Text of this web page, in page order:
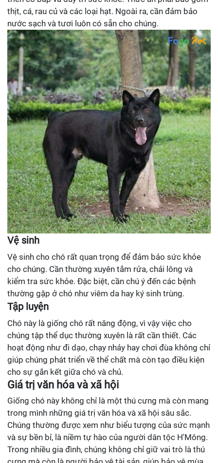
thịt, cá, rau củ và các loại hạt. Ngoài ra, cần đảm bảo
nước sạch và tươi luôn có sẵn cho chúng.
Vệ sinh
Vệ sinh cho chó rất quan trọng để đảm bảo sức khỏe
cho chúng. Cần thường xuyên tắm rửa, chải lông và
kiểm tra sức khỏe. Đặc biệt, cần chú ý đến các bệnh
thường gặp ở chó như viêm da hay ký sinh trùng.
Tập luyện
Chó này là giống chó rất năng động, vì vậy việc cho
chúng tập thể dục thường xuyên là rất cần thiết. Các
hoạt động như đi dạo, chạy nhảy hay chơi đùa không chỉ
giúp chúng phát triển về thể chất mà còn tạo điều kiện
cho sự gắn kết giữa chó và chủ.
Giá trị văn hóa và xã hội
Giống chó này không chỉ là một thú cưng mà còn mang
trong mình những giá trị văn hóa và xã hội sâu sắc.
Chúng thường được xem như biểu tượng của sức mạnh
và sự bền bỉ, là niềm tự hào của người dân tộc H'Mông.
Trong nhiều gia đình, chúng không chỉ giữ vai trò là thú